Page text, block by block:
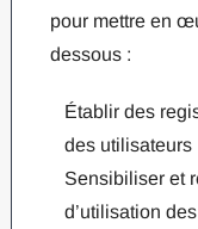
pour mettre en
dessous :
Établir des
des utilisateurs
Sensibiliser et
d’utilisation